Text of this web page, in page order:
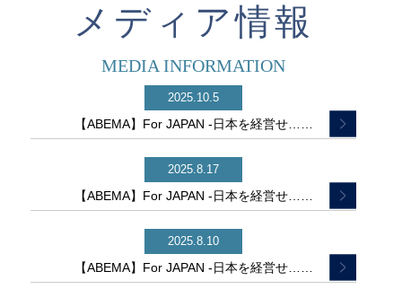
メディア情報
MEDIA INFORMATION
2025.10.5
【ABEMA】For JAPAN -日本を経営せ……
2025.8.17
【ABEMA】For JAPAN -日本を経営せ……
2025.8.10
【ABEMA】For JAPAN -日本を経営せ……